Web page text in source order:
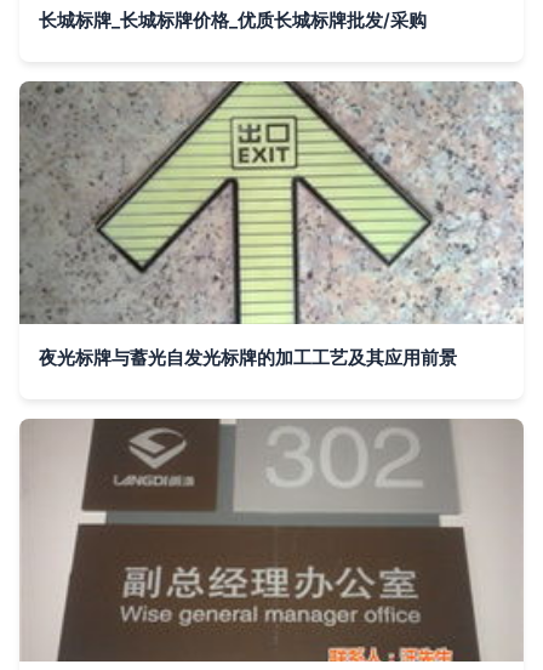
长城标牌_长城标牌价格_优质长城标牌批发/采购
夜光标牌与蓄光自发光标牌的加工工艺及其应用前景